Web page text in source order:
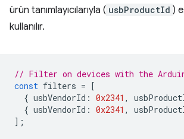
ürün tanımlayıcılarıyla ( usbProductId )
kullanılır.
// Filter on devices with the
const filters = [
{ usbVendorId : 0x2341 ,
{ usbVendorId : 0x2341 ,
];